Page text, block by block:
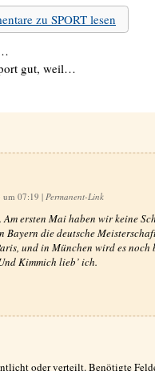
zu SPORT lesen
gut, weil…
um 07:19 | Permanent-Link
ersten Mai haben wir keine
Bayern die deutsche
und in München wird es noch
Kimmich lieb’ ich.
oder verteilt. Benötigte